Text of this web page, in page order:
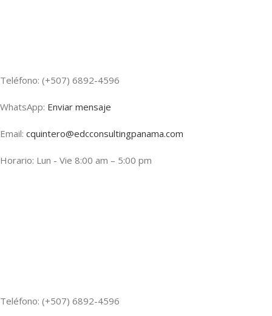
Teléfono: (+507) 6892-4596
WhatsApp: Enviar mensaje
Email: cquintero@edcconsultingpanama.com
Horario: Lun - Vie 8:00 am – 5:00 pm
Teléfono: (+507) 6892-4596